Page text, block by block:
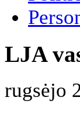
LJA
rugsėjo